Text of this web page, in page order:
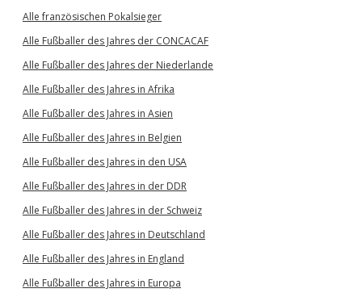
Alle französischen Pokalsieger
Alle Fußballer des Jahres der CONCACAF
Alle Fußballer des Jahres der Niederlande
Alle Fußballer des Jahres in Afrika
Alle Fußballer des Jahres in Asien
Alle Fußballer des Jahres in Belgien
Alle Fußballer des Jahres in den USA
Alle Fußballer des Jahres in der DDR
Alle Fußballer des Jahres in der Schweiz
Alle Fußballer des Jahres in Deutschland
Alle Fußballer des Jahres in England
Alle Fußballer des Jahres in Europa